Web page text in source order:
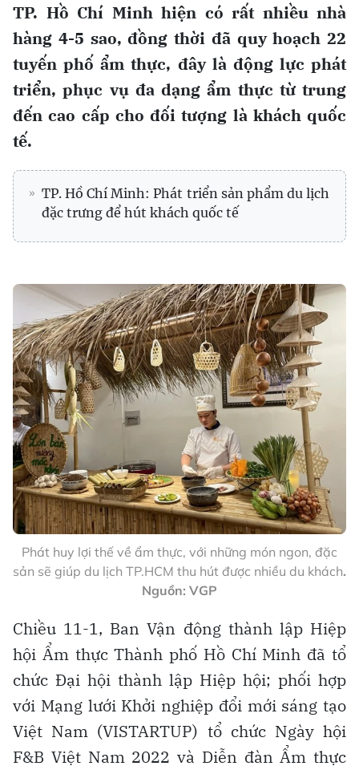
TP. Hồ Chí Minh hiện có rất nhiều nhà
hàng 4-5 sao, đồng thời đã quy hoạch 22
tuyến phố ẩm thực, đây là động lực phát
triển, phục vụ đa dạng ẩm thực từ trung
đến cao cấp cho đối tượng là khách quốc
tế.
TP. Hồ Chí Minh: Phát triển sản phẩm du lịch
đặc trưng để hút khách quốc tế
Phát huy lợi thế về ẩm thực, với những món ngon, đặc
sản sẽ giúp du lịch TP.HCM thu hút được nhiều du khách.
Nguồn: VGP
Chiều 11-1, Ban Vận động thành lập Hiệp
hội Ẩm thực Thành phố Hồ Chí Minh đã tổ
chức Đại hội thành lập Hiệp hội; phối hợp
với Mạng lưới Khởi nghiệp đổi mới sáng tạo
Việt Nam (VISTARTUP) tổ chức Ngày hội
F&B Việt Nam 2022 và Diễn đàn Ẩm thực